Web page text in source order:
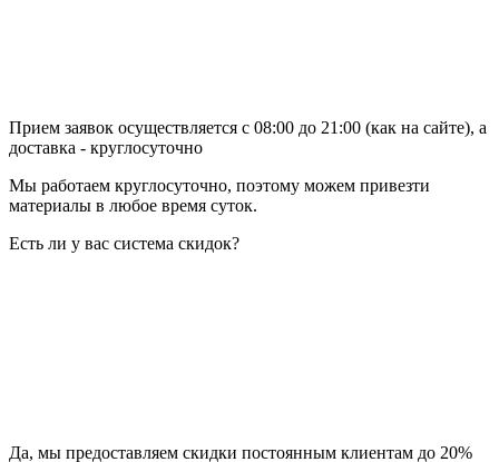
Прием заявок осуществляется с 08:00 до 21:00 (как на сайте), а
доставка - круглосуточно
Мы работаем круглосуточно, поэтому можем привезти
материалы в любое время суток.
Есть ли у вас система скидок?
Да, мы предоставляем скидки постоянным клиентам до 20%